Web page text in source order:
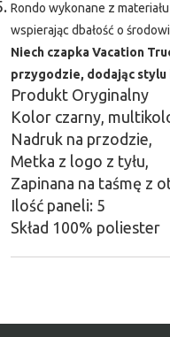
Rondo wykonane z
wspierając dbałość o
Niech czapka Vacation
przygodzie, dodając stylu
Produkt Oryginalny
Kolor czarny,
Nadruk na przodzie,
Metka z logo z tyłu,
Zapinana na taśmę z
Ilość paneli: 5
Skład 100% poliester